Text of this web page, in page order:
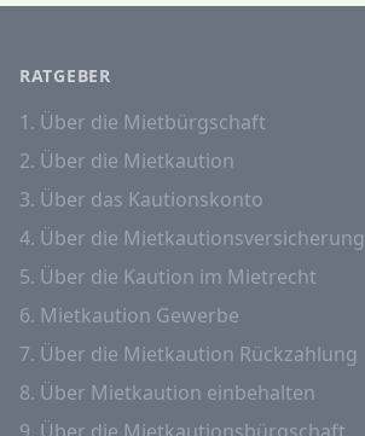
RATGEBER
1. Über die Mietbürgschaft
2. Über die Mietkaution
3. Über das Kautionskonto
4. Über die Mietkautionsversicherung
5. Über die Kaution im Mietrecht
6. Mietkaution Gewerbe
7. Über die Mietkaution Rückzahlung
8. Über Mietkaution einbehalten